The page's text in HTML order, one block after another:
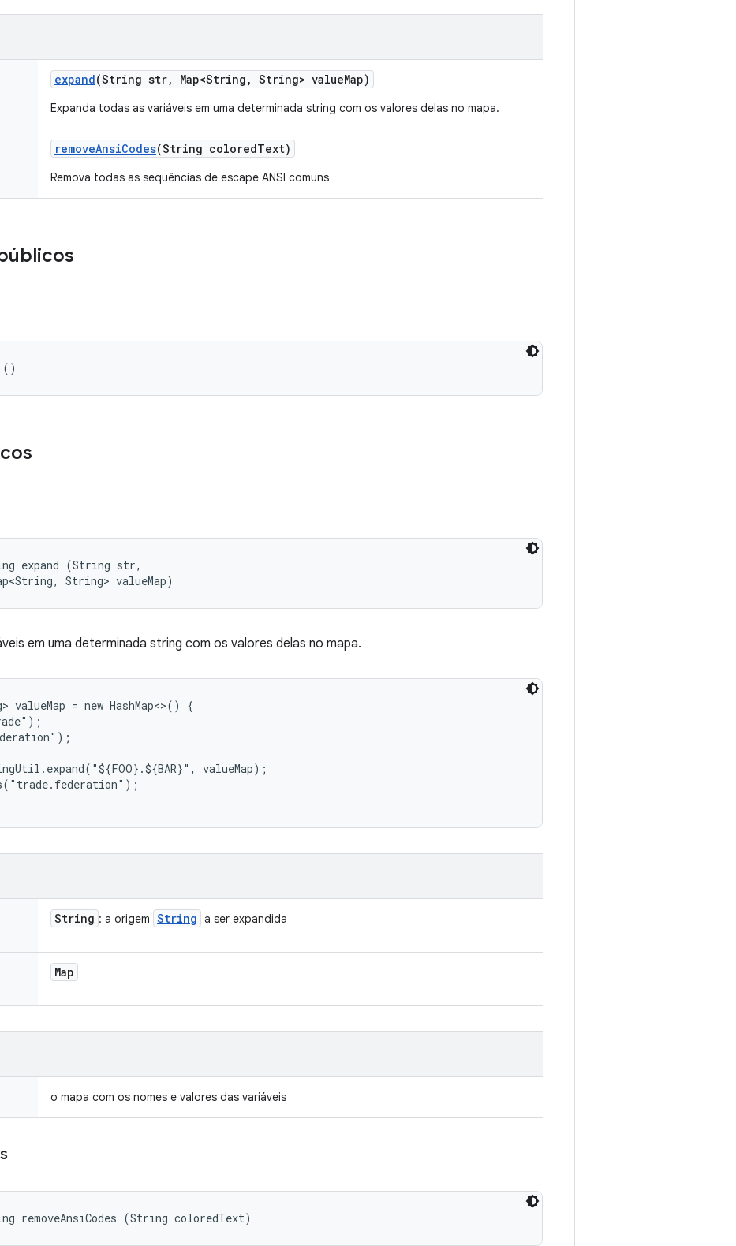
expand(String str, Map<String , String> valueMap)
Expanda todas as variáveis em uma determinada string com os valores delas no mapa.
removeAnsiCodes(String coloredText)
Remova todas as sequências de escape ANSI comuns
()
expand (String str,
String> valueMap)
em uma determinada string com os valores delas no mapa.
valueMap = new HashMap<>() {
valueMap);
String : a origem String a ser expandida
Map
o mapa com os nomes e valores das variáveis
removeAnsiCodes (String coloredText)